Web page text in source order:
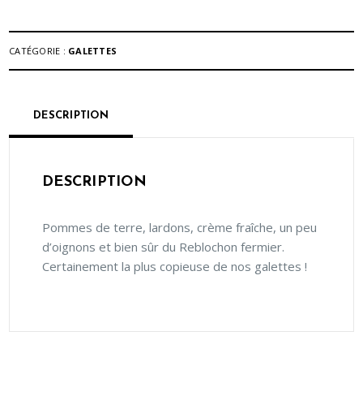
CATÉGORIE : GALETTES
DESCRIPTION
DESCRIPTION
Pommes de terre, lardons, crème fraîche, un peu
d’oignons et bien sûr du Reblochon fermier.
Certainement la plus copieuse de nos galettes !